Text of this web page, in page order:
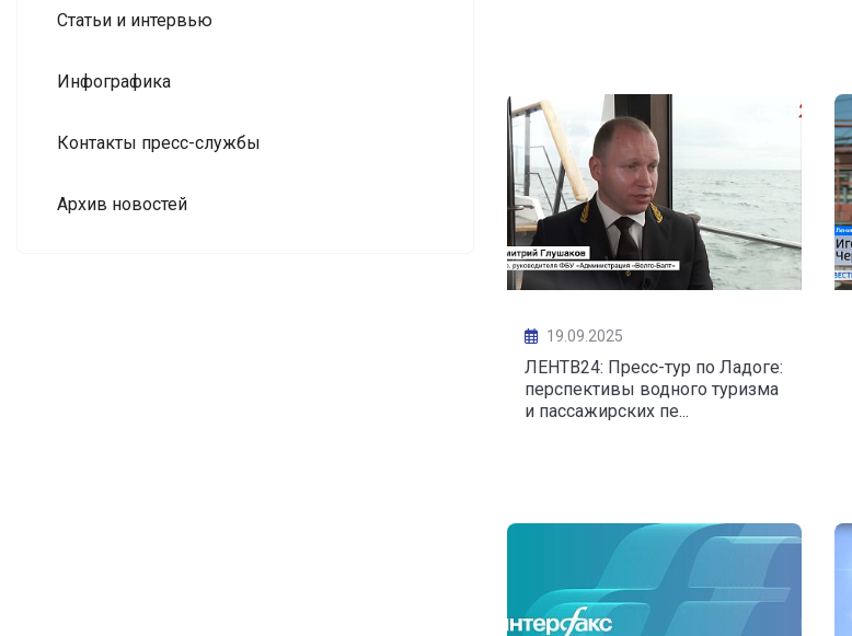
Статьи и интервью
Инфографика
Контакты пресс-службы
Архив новостей
19.09.2025
ЛЕНТВ24: Пресс-тур по Ладоге:
перспективы водного туризма
и пассажирских пе...